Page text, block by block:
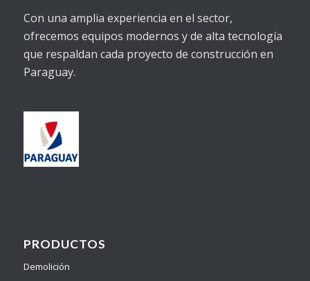
Con una amplia experiencia en el sector,
ofrecemos equipos modernos y de alta tecnología
que respaldan cada proyecto de construcción en
Paraguay.
PRODUCTOS
Demolición